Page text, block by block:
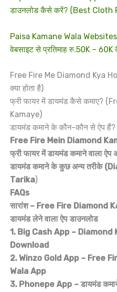
डाउनलोड कैसे करें? (Best Cloth
Paisa Kamane Wala
वेबसाइट से प्रतिमाह रु.50K –
Free Fire Me Diamond Kya
क्या होता है)
फ्री फायर में डायमंड कैसे कमाए?
Kamaye)
डायमंड कमाने के कौन-कौन से ऐप हैं?
Free Fire Mein Diamond
फ्री फायर में डायमंड कमाने वाला
डायमंड कमाने के कुछ अन्य तरीके
Tarika)
FAQs
सारांश – Free Fire Diamond
डायमंड लेने वाला ऐप डाउनलोड
1. Big Cash App – Diamond
Download
2. Winzo Gold App – Free
Wala App
3. Phonepe App – डायमंड कमाने